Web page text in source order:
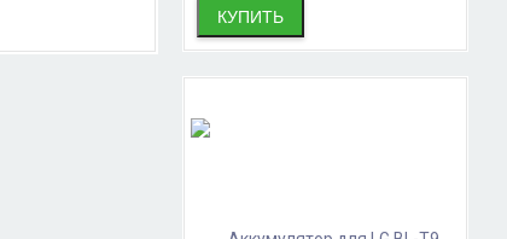
КУПИТЬ